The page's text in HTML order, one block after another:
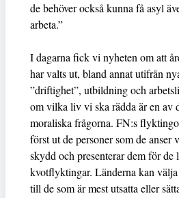
de behöver också kunna få asyl
arbeta.”
I dagarna fick vi nyheten om att
har valts ut, bland annat utifrån
”driftighet”, utbildning och
om vilka liv vi ska rädda är en av
moraliska frågorna. FN:s
först ut de personer som de anser
skydd och presenterar dem för de
kvotflyktingar. Länderna kan
till de som är mest utsatta eller